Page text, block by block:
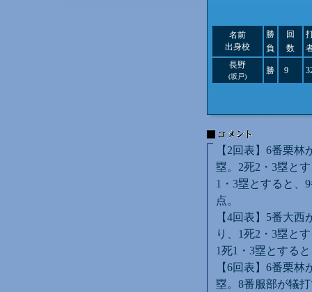
名前
出身校
勝
負
回
数
長野
(坂戸)
勝 9
【2回表】6番栗
塁。2死2・3塁と
1・3塁とすると、
点。
【4回表】5番大
り、1死2・3塁と
1死1・3塁とする
【6回表】6番栗
塁。8番服部が犠